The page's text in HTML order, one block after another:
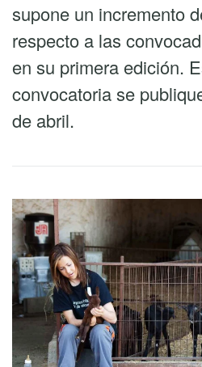
supone un incremento
respecto a las
en su primera edición.
convocatoria se
de abril.